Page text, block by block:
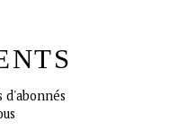
d'abonnés